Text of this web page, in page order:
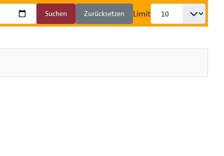
Suchen Zurücksetzen Limit